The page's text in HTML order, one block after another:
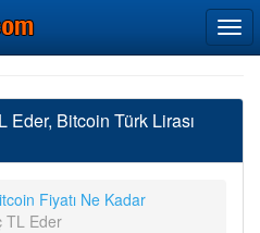
Bitcoin Türk Lirası
Fiyatı Ne Kadar
TL Eder